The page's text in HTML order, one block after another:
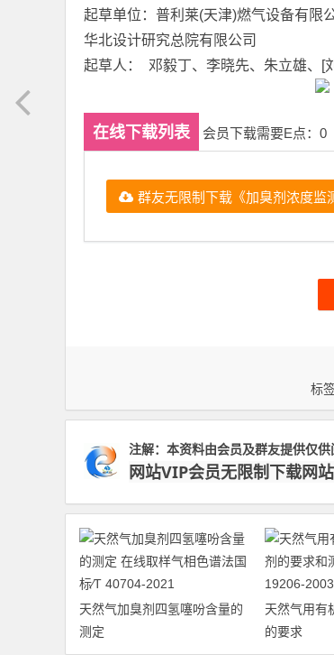
起草单位：普利莱(天津)燃气设备有限
华北设计研究总院有限公司
起草人： 邓毅丁、李晓先、朱立雄、[
在线下载列表 会员下载需要E点：0
群友无限制下载《加臭剂浓度监
标签
注解：本资料由会员及群友提供仅供
网站VIP会员无限制下载网
天然气加臭剂四氢噻吩含量的
测定
天然气用有
的要求